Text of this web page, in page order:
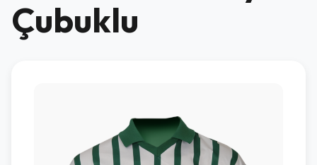
Çubuklu